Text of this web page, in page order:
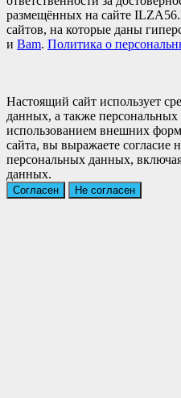
размещённых на сайте
сайтов, на которые даны
и Bam. Политика о
Настоящий сайт использует
данных, а также
использованием внешних
сайта, вы выражаете согласие
персональных данных,
данных.
Согласен Не согласен